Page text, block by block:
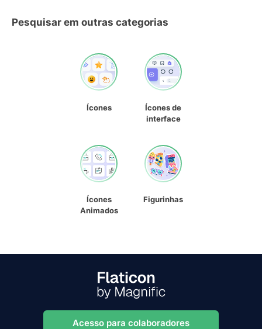
Pesquisar em outras categorias
Ícones
Ícones de
interface
Ícones
Animados
Figurinhas
Acesso para colaboradores